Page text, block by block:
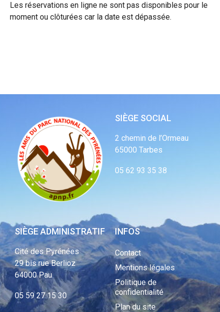
Les réservations en ligne ne sont pas disponibles pour le
moment ou clôturées car la date est dépassée.
SIÈGE SOCIAL
2 chemin de l’Ormeau
65000 Tarbes
05 62 93 35 38
SIÈGE ADMINISTRATIF
Cité des Pyrénées
29 bis rue Berlioz
64000 Pau
05 59 27 15 30
INFOS
Contact
Mentions légales
Politique de
confidentialité
Plan du site